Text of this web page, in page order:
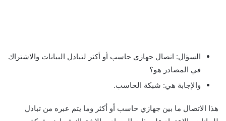
السؤال: اتصال جهازي حاسب أو أكثر لتبادل البيانات والاشتراك
في المصادر هو؟
والإجابة هي: شبكة الحاسب.
هذا الاتصال ما بين جهازي حاسب أو أكثر وما يتم عبره من تبادل